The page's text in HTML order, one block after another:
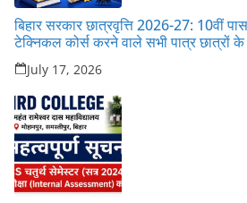
बिहार सरकार छात्रवृत्ति 2026-27: 10वीं
टेक्निकल कोर्स करने वाले सभी पात्र छात्रों
July 17, 2026